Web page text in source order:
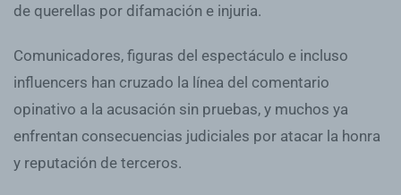
de querellas por difamación e injuria.
Comunicadores, figuras del espectáculo e incluso
influencers han cruzado la línea del comentario
opinativo a la acusación sin pruebas, y muchos ya
enfrentan consecuencias judiciales por atacar la honra
y reputación de terceros.